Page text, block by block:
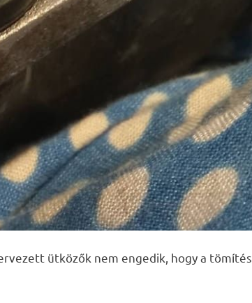
ütközők nem engedik, hogy a tömítés